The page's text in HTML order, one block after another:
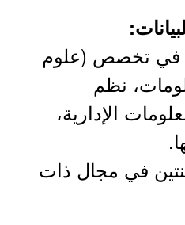
في تخصص (علوم
نظم
الإدارية،
في مجال ذات